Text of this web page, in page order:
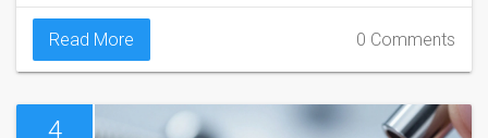
Read More 0 Comments
4